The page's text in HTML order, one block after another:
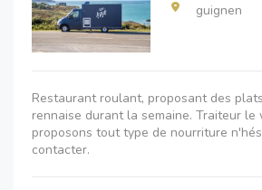
guignen
Restaurant roulant, proposant des
rennaise durant la semaine. Traiteur le
proposons tout type de nourriture
contacter.